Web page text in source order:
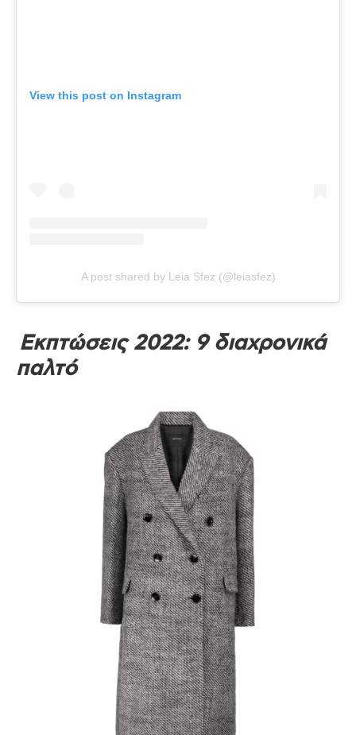
View this post on Instagram
A post shared by Leia Sfez (@leiasfez)
Εκπτώσεις 2022: 9 διαχρονικά
παλτό